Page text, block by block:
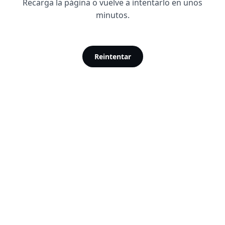
Recarga la página o vuelve a intentarlo en unos
minutos.
Reintentar